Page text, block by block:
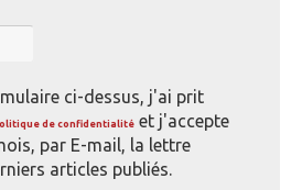
ci-dessus, j'ai prit
de confidentialité et j'accepte
par E-mail, la lettre
articles publiés.